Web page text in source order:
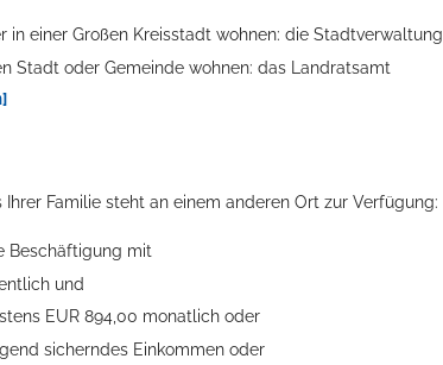
in einer Großen Kreisstadt wohnen: die Stadtverwaltung
Stadt oder Gemeinde wohnen: das Landratsamt
Ihrer Familie steht an einem anderen Ort zur Verfügung:
Beschäftigung mit
und
EUR 894,00 monatlich oder
sicherndes Einkommen oder